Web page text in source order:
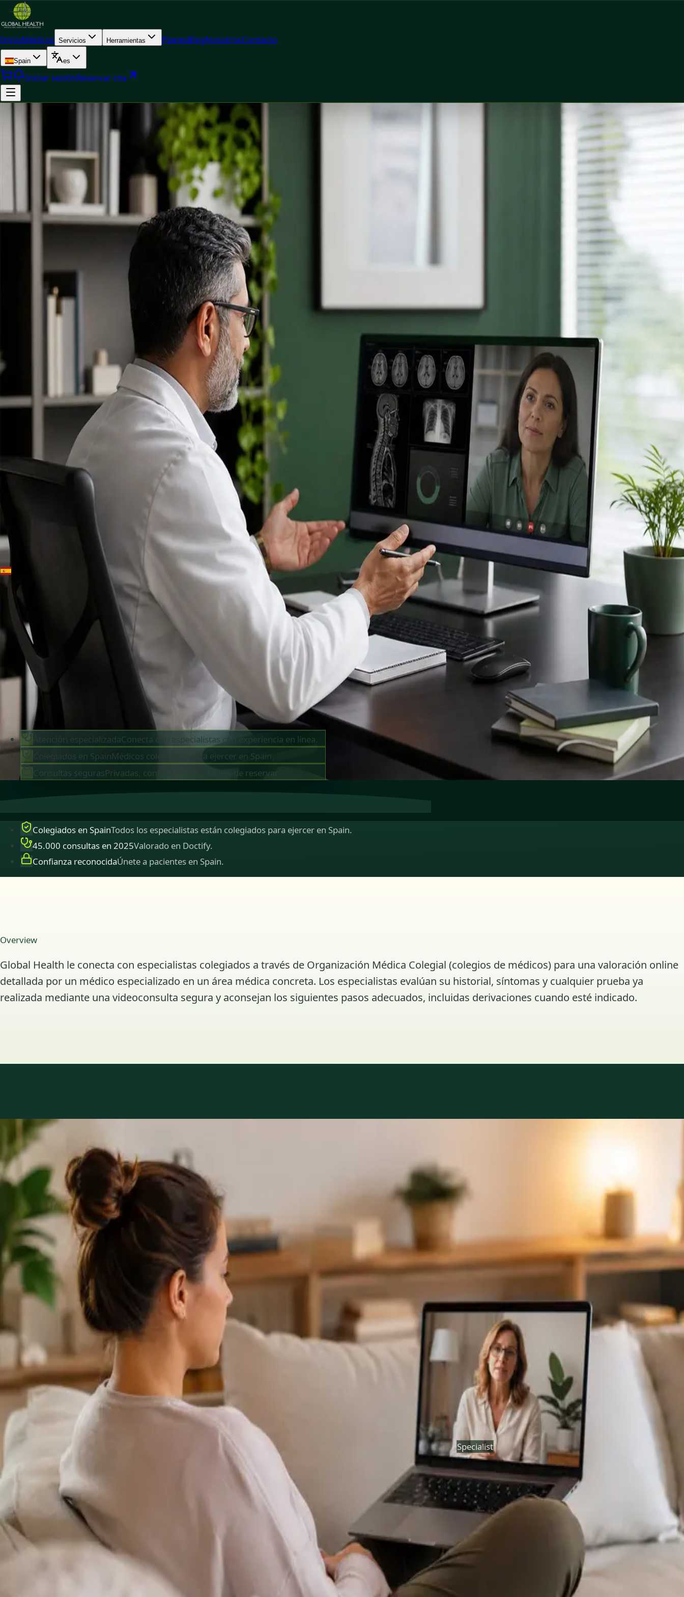
InicioMédicos Servicios Herramientas PlanesBlogNosotrosContacto
Spain es
Iniciar sesiónReservar cita
++
Conoce a
nuestros
registrados
especialistas.
Especialistas colegiados para ejercer en Spain,
disponibles para consultas en línea seguras.
Reservar cita Ver perfiles
Atención especializadaConecta con especialistas con experiencia en línea.
Colegiados en SpainMédicos colegiados para ejercer en Spain.
Consultas segurasPrivadas, confidenciales y fáciles de reservar.
Colegiados en SpainTodos los especialistas están colegiados para ejercer en Spain.
45.000 consultas en 2025Valorado en Doctify.
Confianza reconocidaÚnete a pacientes en Spain.
Overview
Global Health le conecta con especialistas colegiados a través de Organización Médica Colegial (colegios de médicos) para una valoración online
detallada por un médico especializado en un área médica concreta. Los especialistas evalúan su historial, síntomas y cualquier prueba ya
realizada mediante una videoconsulta segura y aconsejan los siguientes pasos adecuados, incluidas derivaciones cuando esté indicado.
Áreas de especialidad
Consultas con especialistas disponibles
Los perfiles se actualizan a medida que el equipo crece.
1/2
Specialist
Cardiología Especialista
From
Duration
15 min
Más información Cardiología Especialista Reservar cita
Consulta Diagnostico vascular
Duration
30 min
Más información:Consulta Diagnostico vascular
Reservar cita
Specialist
Consulta Online Flebologia y Linfologia
€150
Duration
Consulta Online Flebologia y Linfologia
Specialist
Dermatología Especialista
:Dermatología Especialista
Reservar
Specialist
Psicología Clínica
From
Duration
45 min
Psicología Clínica